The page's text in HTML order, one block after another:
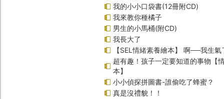
我的小小口袋書(12冊附CD)
我來教你種橘子
男生的小馬桶(附CD)
我長大了
【SEL情緒素養繪本】 啊──我生
超有趣！孩子一定要知道的事物【
本】
小小偵探拼圖書-誰偷吃了蜂蜜？
真是沒禮貌！！